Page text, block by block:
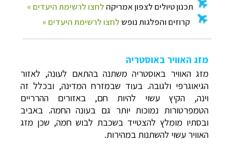
מזג האוויר באוסטריה
מזג האוויר באוסטריה משתנה בהתאם לעונה, לאזור
הגיאוגרפי ולגובה. בעוד שבמזרח המדינה, ובכלל זה
וינה, הקיץ עשוי להיות חם, באזורים ההרריים
הטמפרטורות נמוכות יותר גם בעונה החמה. באביב
ובסתיו מומלץ להצטייד בשכבת לבוש חמה, שכן מזג
האוויר עשוי להשתנות במהירות.